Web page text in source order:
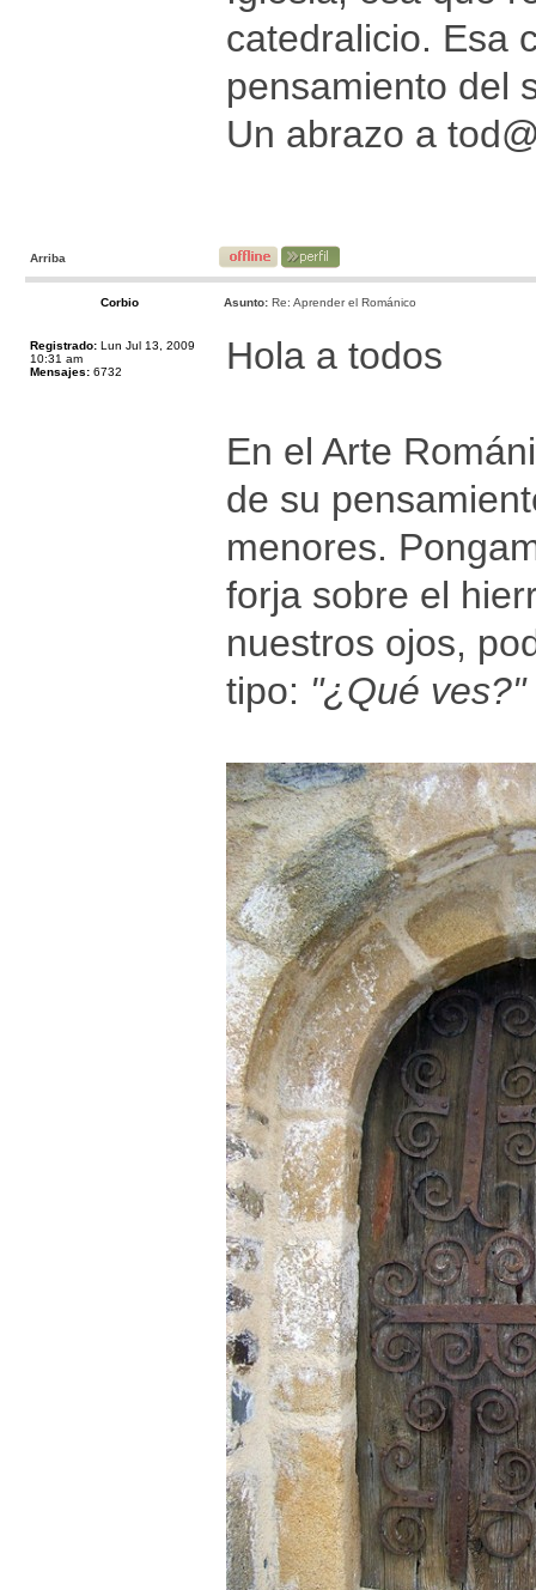
catedralicio. Esa
pensamiento del
Un abrazo a
Arriba
Corbio Asunto: Re: Aprender el Románico
Registrado: Lun Jul 13, 2009
10:31 am
Mensajes: 6732 Hola a todos
En el Arte
de su
menores.
forja sobre el
nuestros ojos,
tipo: "¿Qué ves?"